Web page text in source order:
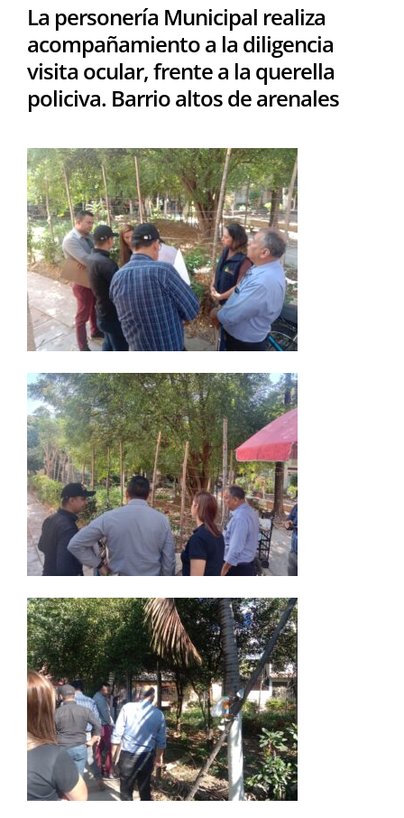
La personería Municipal realiza
acompañamiento a la diligencia
visita ocular, frente a la querella
policiva. Barrio altos de arenales